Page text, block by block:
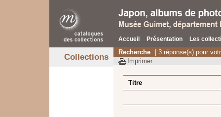
Accueil Présentation Les
Collections
Recherche
| 3 réponse(s) pour
Imprimer
Titre